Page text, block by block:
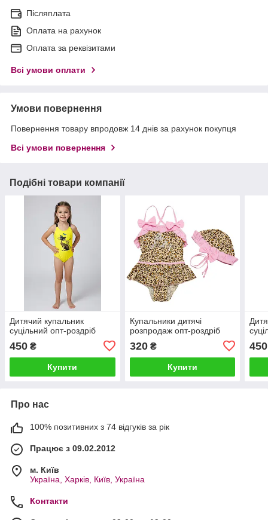
Післяплата
Оплата на рахунок
Оплата за реквізитами
Всі умови оплати
Умови повернення
Повернення товару впродовж 14 днів за рахунок покупця
Всі умови повернення
Подібні товари компанії
Дитячий купальник
суцільний опт-роздріб
450 ₴
Купити
Купальники дитячі
розпродаж опт-роздріб
320₴
Купити
450
Про нас
100% позитивних з 74 відгуків за рік
Працює з 09.02.2012
м. Київ
Україна, Харків, Київ, Україна
Контакти